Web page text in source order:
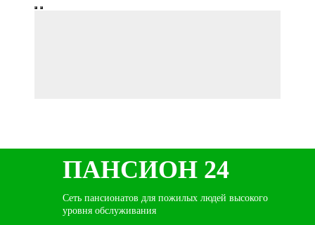
ПАНСИОН 24
Сеть пансионатов для пожилых людей высокого
уровня обслуживания